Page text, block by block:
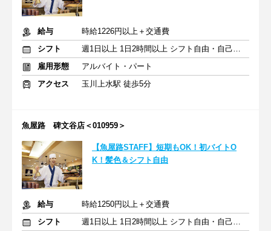
給与
時給1226円以上＋交通費
シフト
週1日以上 1日2時間以上 シフト自由・自己申告
雇用形態
アルバイト・パート
アクセス
玉川上水駅 徒歩5分
魚屋路 碑文谷店＜010959＞
【魚屋路STAFF】短期もOK！初バイトO
K！髪色＆シフト自由
給与
時給1250円以上＋交通費
シフト
週1日以上 1日2時間以上 シフト自由・自己申告